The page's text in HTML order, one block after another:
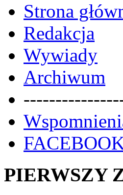
Strona
Redakcja
Wywiady
Archiwum
PIERWSZY